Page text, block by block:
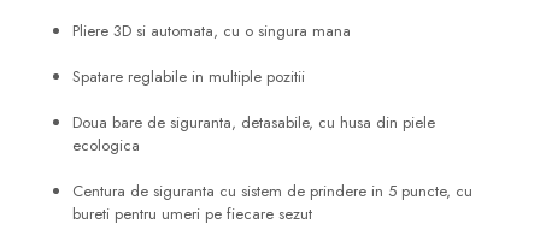
Pliere 3D si automata, cu o singura mana
Spatare reglabile in multiple pozitii
Doua bare de siguranta, detasabile, cu husa din piele
ecologica
Centura de siguranta cu sistem de prindere in 5 puncte, cu
bureti pentru umeri pe fiecare sezut